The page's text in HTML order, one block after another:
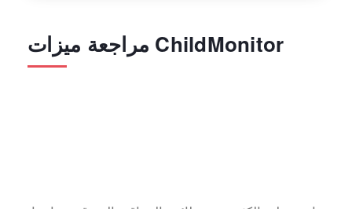
مراجعة ميزات ChildMonitor